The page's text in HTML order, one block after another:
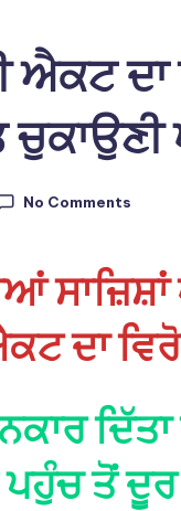
ਐਕਟ
No Comments
ਦਾ
ਪਹੁੰਚ ਤੋਂ